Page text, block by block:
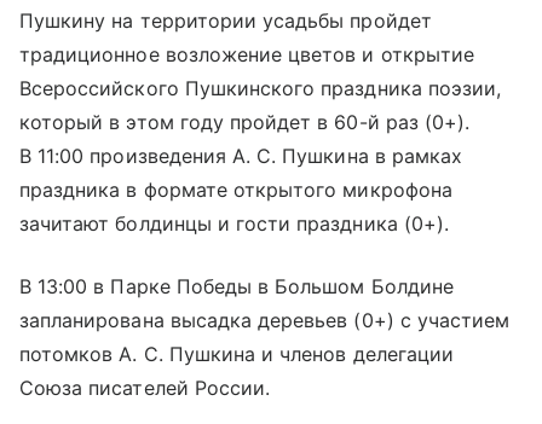
Пушкину на территории усадьбы пройдет
традиционное возложение цветов и открытие
Всероссийского Пушкинского праздника поэзии,
который в этом году пройдет в 60-й раз (0+).
В 11:00 произведения А. С. Пушкина в рамках
праздника в формате открытого микрофона
зачитают болдинцы и гости праздника (0+).
В 13:00 в Парке Победы в Большом Болдине
запланирована высадка деревьев (0+) с участием
потомков А. С. Пушкина и членов делегации
Союза писателей России.